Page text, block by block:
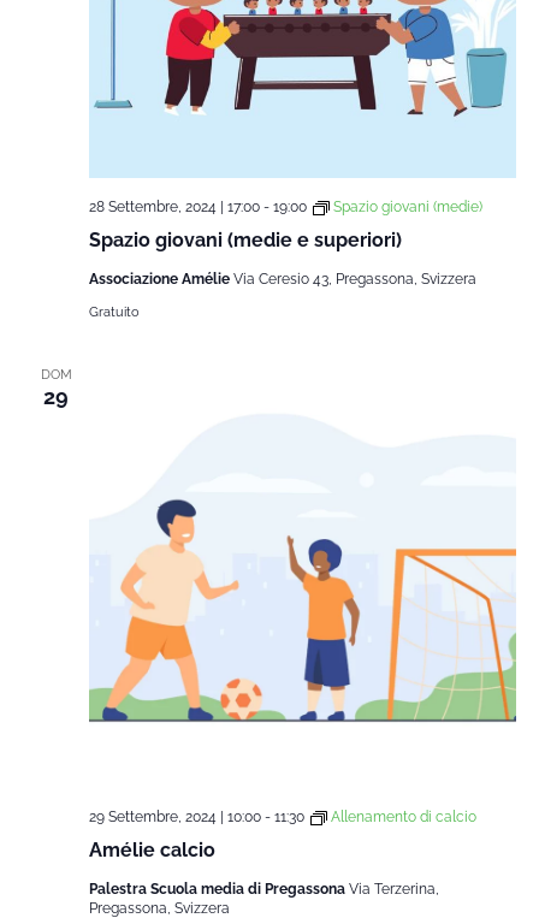
Spazio giovani (medie e superiori)
28 Settembre, 2024 | 17:00- 19:00 Spazio giovani (medie)
Associazione Amélie Via Ceresio 43, Pregassona, Svizzera
Gratuito
DOM
29
Amélie calcio
29 Settembre, 2024 | 10:00- 11:30 Allenamento di calcio
Palestra Scuola media di Pregassona Via Terzerina,
Pregassona, Svizzera